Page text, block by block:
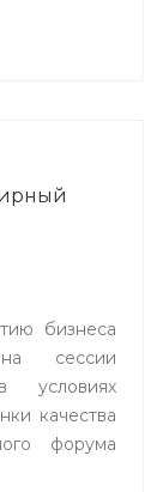
рынка. В
бизнеса
сессии
условиях
качества
форума